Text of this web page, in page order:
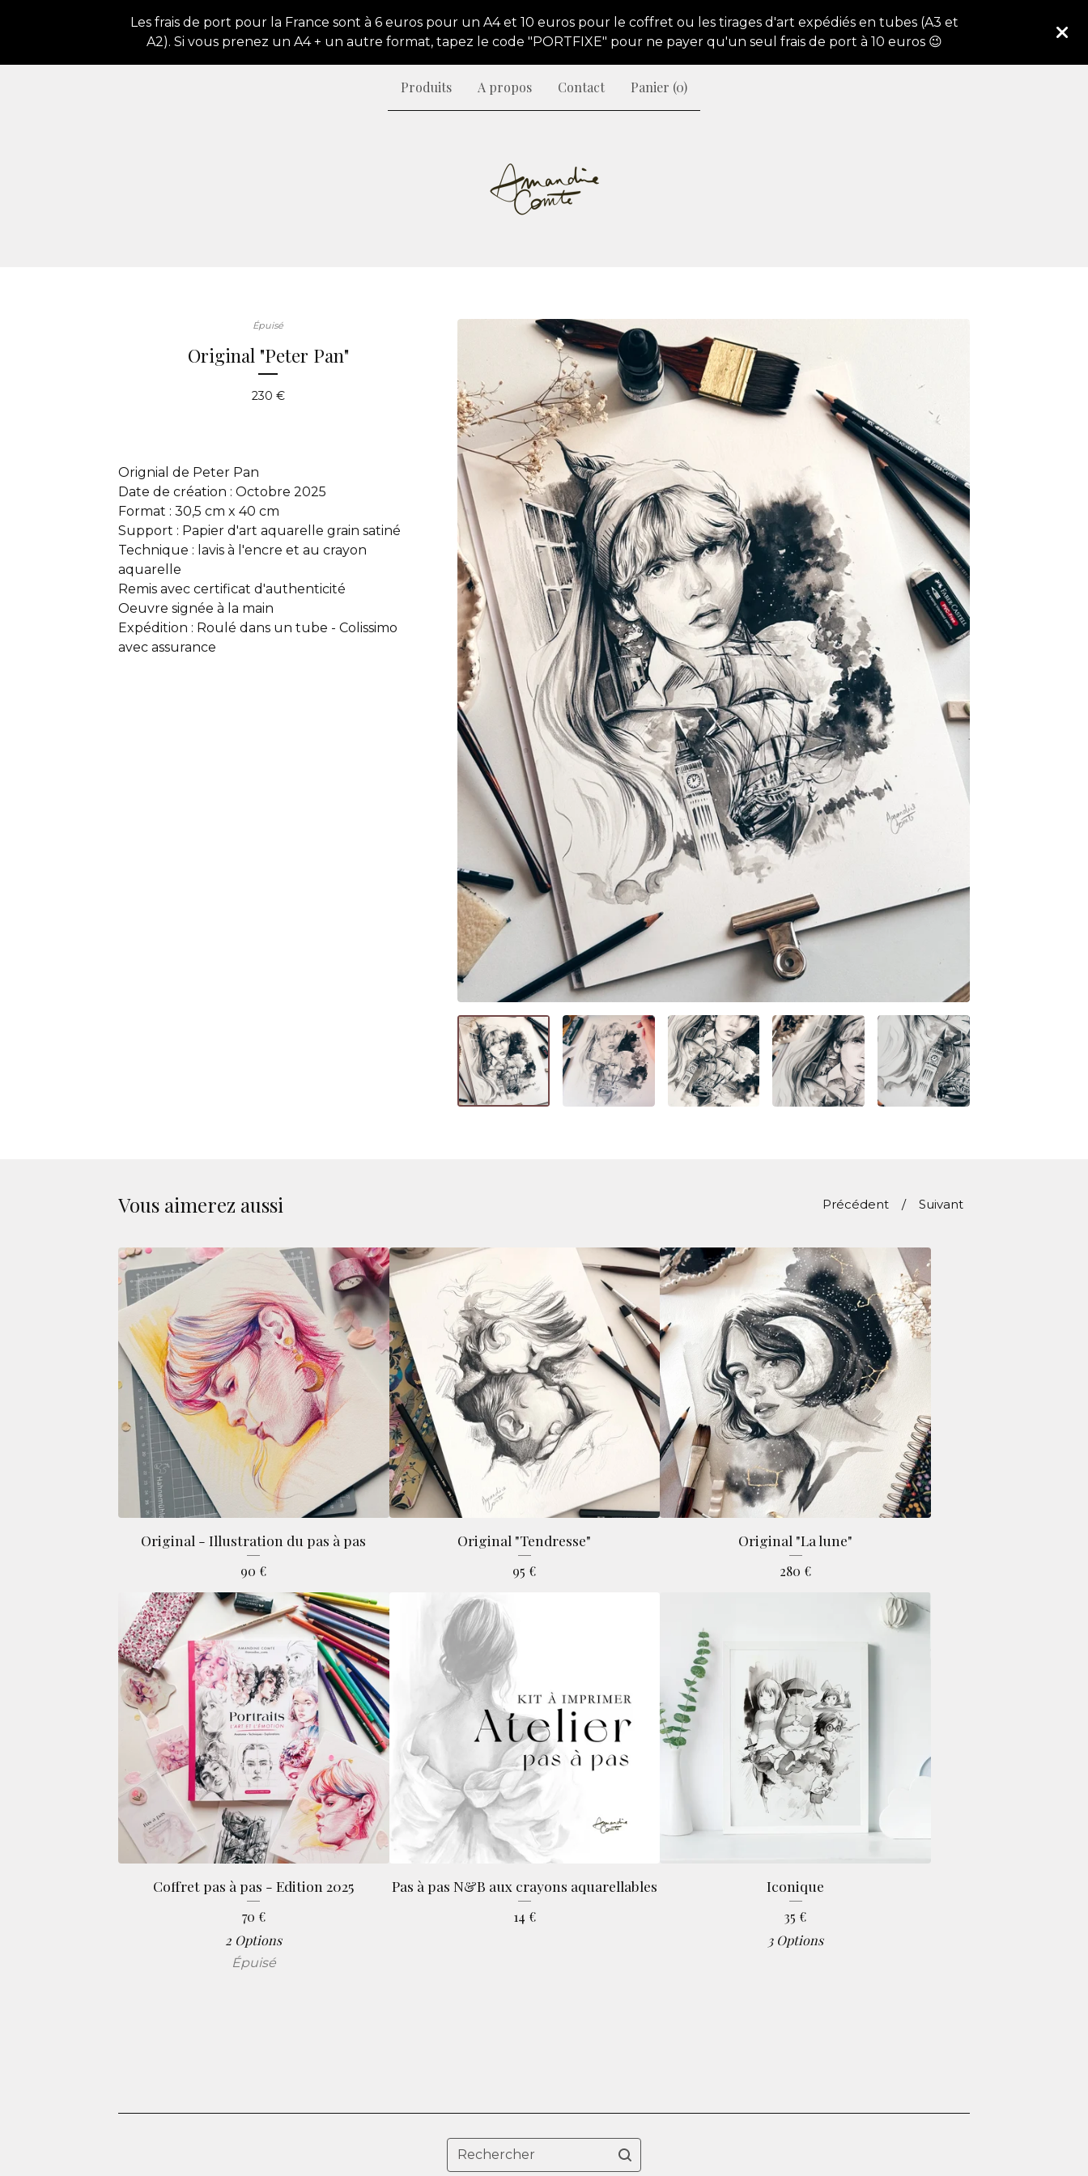
Les frais de port pour la France sont à 6 euros pour un A4 et 10 euros pour le coffret ou les tirages d'art expédiés en tubes (A3 et
A2). Si vous prenez un A4 + un autre format, tapez le code "PORTFIXE" pour ne payer qu'un seul frais de port à 10 euros 😉
Produits A propos Contact Panier (0)
Épuisé
Original "Peter Pan"
230 €
Orignial de Peter Pan
Date de création : Octobre 2025
Format : 30,5 cm x 40 cm
Support : Papier d'art aquarelle grain satiné
Technique : lavis à l'encre et au crayon
aquarelle
Remis avec certificat d'authenticité
Oeuvre signée à la main
Expédition : Roulé dans un tube - Colissimo
avec assurance
Vous aimerez aussi Précédent Suivant
Original - Illustration du pas à pas
90 €
Original "Tendresse"
95 €
Original "La lune"
280 €
Coffret pas à pas - Edition 2025
70 €
2 Options
Épuisé
Pas à pas N&B aux crayons aquarellables
14 €
Iconique
35 €
3 Options
Rechercher